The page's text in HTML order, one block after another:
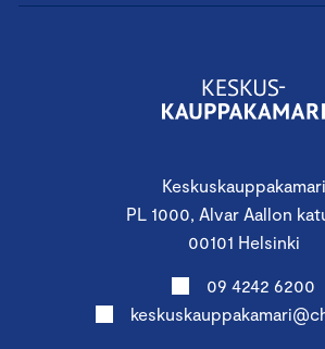
Keskuskauppakamari
PL 1000, Alvar Aallon
00101 Helsinki
09 4242 6200